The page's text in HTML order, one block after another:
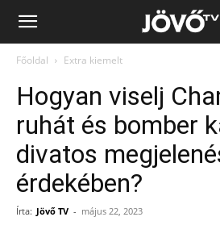
Jövő
Főoldal Extra kiemelt
Hogyan viselj
ruhát és bomber
divatos
érdekében?
Írta: Jövő TV - május 22, 2023